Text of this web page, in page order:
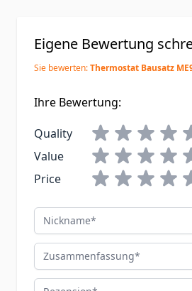
Eigene Bewertung
Sie bewerten:Thermostat Bausatz
Ihre Bewertung:
Quality
Value
Price
Nickname
Zusammenfassung
Rezension